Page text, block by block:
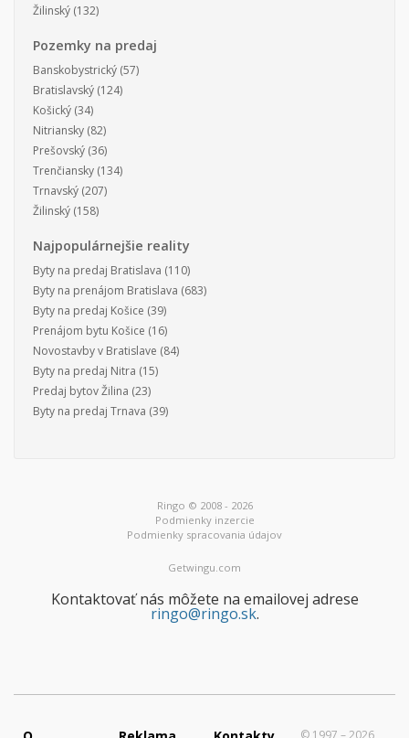
Žilinský (132)
Pozemky na predaj
Banskobystrický (57)
Bratislavský (124)
Košický (34)
Nitriansky (82)
Prešovský (36)
Trenčiansky (134)
Trnavský (207)
Žilinský (158)
Najpopulárnejšie reality
Byty na predaj Bratislava (110)
Byty na prenájom Bratislava (683)
Byty na predaj Košice (39)
Prenájom bytu Košice (16)
Novostavby v Bratislave (84)
Byty na predaj Nitra (15)
Predaj bytov Žilina (23)
Byty na predaj Trnava (39)
Ringo © 2008 - 2026
Podmienky inzercie
Podmienky spracovania údajov
Getwingu.com
Kontaktovať nás môžete na emailovej adrese
ringo@ringo.sk.